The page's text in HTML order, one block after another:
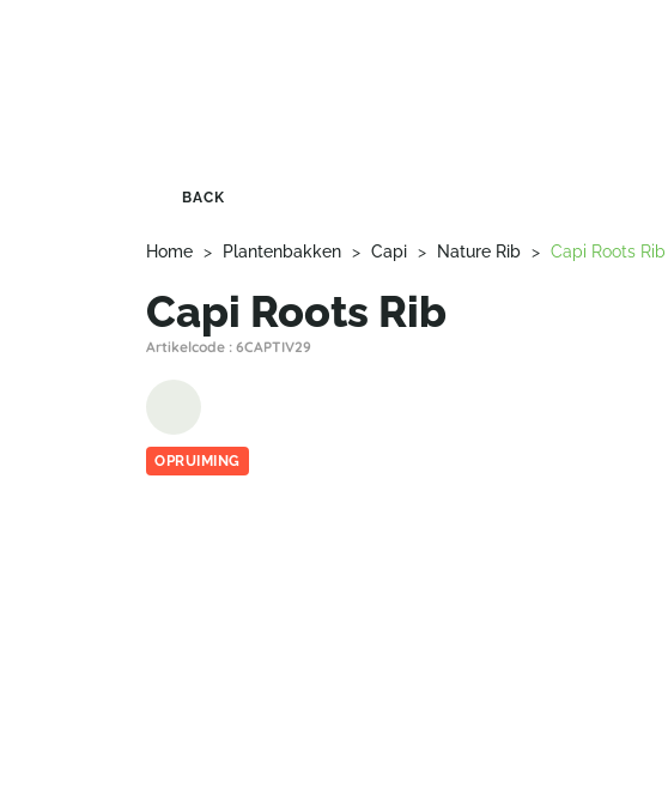
BACK
Home > Plantenbakken > Capi > Nature Rib > Capi Roots Rib
Capi Roots Rib
Artikelcode : 6CAPTIV29
OPRUIMING